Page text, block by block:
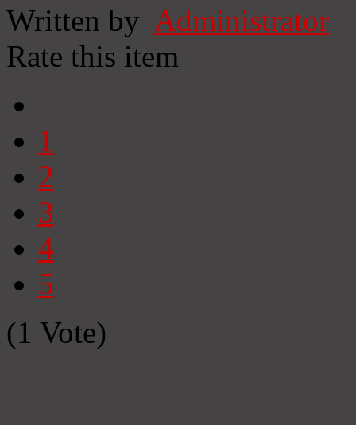
Written by Administrator
Rate this item
1
2
3
4
5
(1 Vote)